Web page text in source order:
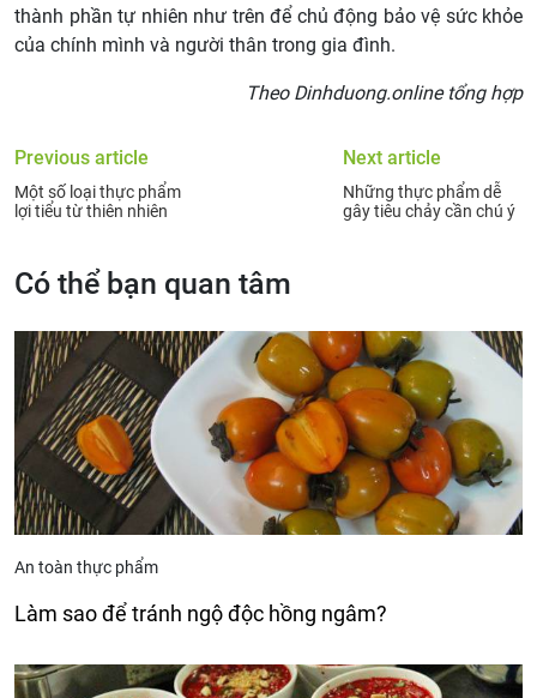
thành phần tự nhiên như trên để chủ động bảo vệ sức khỏe
của chính mình và người thân trong gia đình.
Theo Dinhduong.online tổng hợp
Previous article
Một số loại thực phẩm
lợi tiểu từ thiên nhiên
Next article
Những thực phẩm dễ
gây tiêu chảy cần chú ý
Có thể bạn quan tâm
An toàn thực phẩm
Làm sao để tránh ngộ độc hồng ngâm?